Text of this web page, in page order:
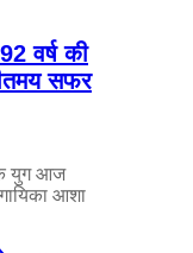
वर्ष की
सफर
युग आज
आशा